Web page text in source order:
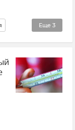
Еще 3